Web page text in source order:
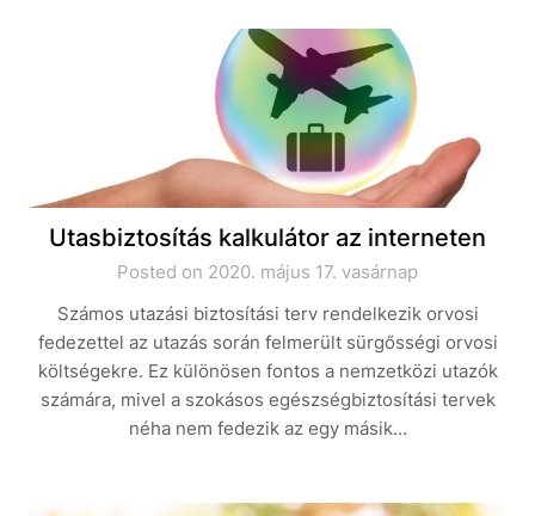
Utasbiztosítás kalkulátor az interneten
Posted on 2020. május 17. vasárnap
Számos utazási biztosítási terv rendelkezik orvosi
fedezettel az utazás során felmerült sürgősségi orvosi
költségekre. Ez különösen fontos a nemzetközi utazók
számára, mivel a szokásos egészségbiztosítási tervek
néha nem fedezik az egy másik…